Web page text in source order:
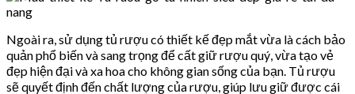
Ngoài ra, sử dụng tủ rượu có thiết kế đẹp mắt vừa là cách bảo
quản phổ biến và sang trọng để cất giữ rượu quý, vừa tạo vẻ
đẹp hiện đại và xa hoa cho không gian sống của bạn. Tủ rượu
sẽ quyết định đến chất lượng của rượu, giúp lưu giữ được cái